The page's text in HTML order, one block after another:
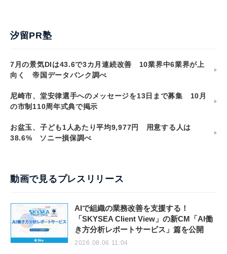
汐留PR塾
7月の景気DIは43.6で3カ月連続改善 10業界中6業界が上
向く 帝国データバンク調べ
尼崎市、堂安律選手へのメッセージを13日まで募集 10月
の市制110周年式典で掲示
お盆玉、子ども1人あたり平均9,977円 用意する人は
38.6% ソニー損保調べ
動画で見るプレスリリース
AIで組織の業務改善を支援する！
「SKYSEA Client View」の新CM「AI働
き方分析レポートサービス」篇を公開
2026.08.06 11:04